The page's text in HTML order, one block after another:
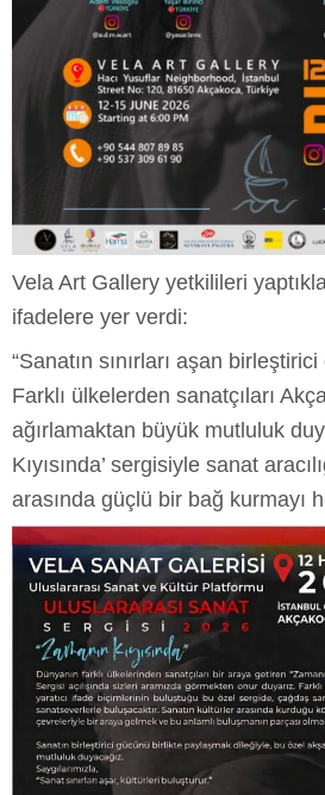
Vela Art Gallery yetkilileri
ifadelere yer verdi:
“Sanatın sınırları aşan
Farklı ülkelerden sanatçıları
ağırlamaktan büyük mutluluk
Kıyısında’ sergisiyle sanat
arasında güçlü bir bağ kurmayı